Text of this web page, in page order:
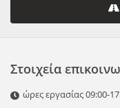
Στοιχεία
ώρες εργασίας 09:00-